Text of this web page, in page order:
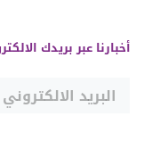
أخبارنا عبر بريدك